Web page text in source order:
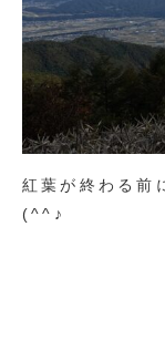
紅葉が終わる前
(^^♪